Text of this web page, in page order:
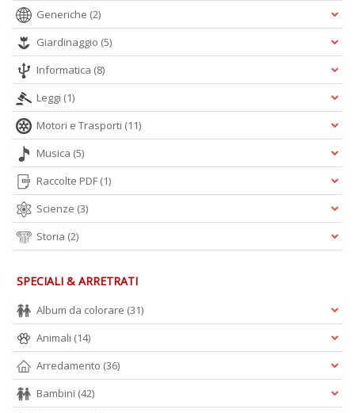
Generiche (2)
Giardinaggio (5)
Informatica (8)
Leggi (1)
Motori e Trasporti (11)
Musica (5)
Raccolte PDF (1)
Scienze (3)
Storia (2)
SPECIALI & ARRETRATI
Album da colorare (31)
Animali (14)
Arredamento (36)
Bambini (42)